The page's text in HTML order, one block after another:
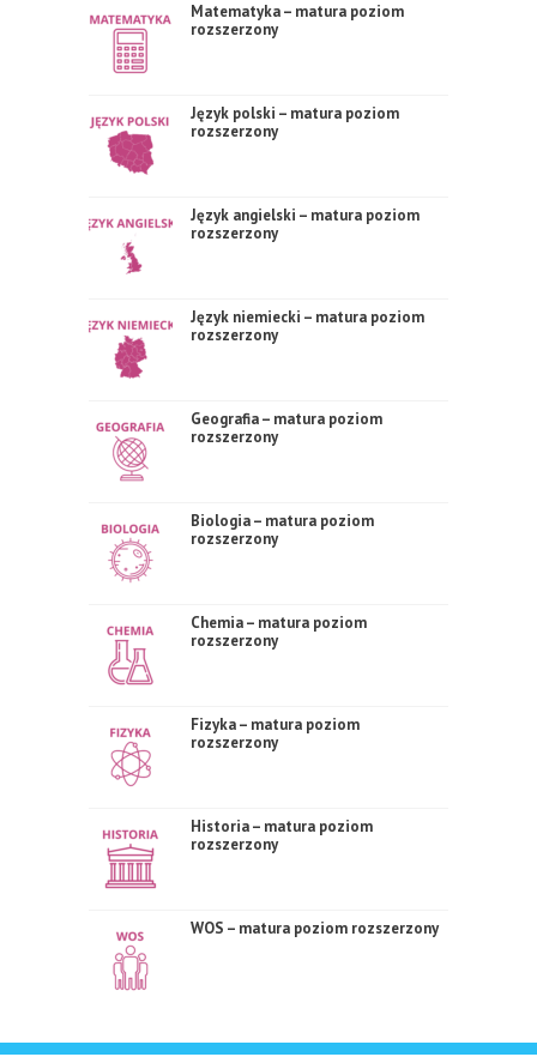
Matematyka – matura poziom
rozszerzony
Język polski – matura poziom
rozszerzony
Język angielski – matura poziom
rozszerzony
Język niemiecki – matura poziom
rozszerzony
Geografia – matura poziom
rozszerzony
Biologia – matura poziom
rozszerzony
Chemia – matura poziom
rozszerzony
Fizyka – matura poziom
rozszerzony
Historia – matura poziom
rozszerzony
WOS – matura poziom rozszerzony